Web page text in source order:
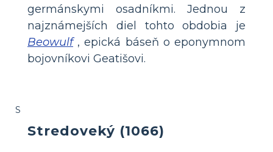
germánskymi osadníkmi. Jednou z
najznámejších diel tohto obdobia je
Beowulf, epická báseň o eponymnom
bojovníkovi Geatišovi.
S
Stredoveký (1066)